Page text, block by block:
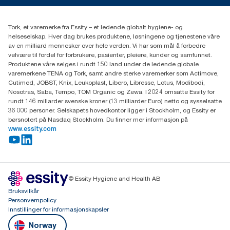
(+47) 22 70 62 00
Fredrik Selmers vei 6
0603 OSLO
Tork, et varemerke fra Essity – et ledende globalt hygiene- og
helseselskap. Hver dag brukes produktene, løsningene og tjenestene våre
av en milliard mennesker over hele verden. Vi har som mål å forbedre
velvære til fordel for forbrukere, pasienter, pleiere, kunder og samfunnet.
Produktene våre selges i rundt 150 land under de ledende globale
varemerkene TENA og Tork, samt andre sterke varemerker som Actimove,
Cutimed, JOBST, Knix, Leukoplast, Libero, Libresse, Lotus, Modibodi,
Nosotras, Saba, Tempo, TOM Organic og Zewa. I 2024 omsatte Essity for
rundt 146 millarder svenske kroner (13 milliarder Euro) netto og sysselsatte
36 000 personer. Selskapets hovedkontor ligger i Stockholm, og Essity er
børsnotert på Nasdaq Stockholm. Du finner mer informasjon på
www.essity.com
© Essity Hygiene and Health AB
Bruksvilkår
Personvernpolicy
Innstillinger for informasjonskapsler
Norway